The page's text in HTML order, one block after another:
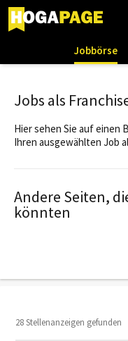
Jobbörse
28 Stellenanzeigen gefunden
Jobs als
Hier sehen Sie auf einen
Ihren ausgewählten Job
Andere Seiten,
könnten